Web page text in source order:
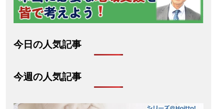
今日の人気記事
今週の人気記事